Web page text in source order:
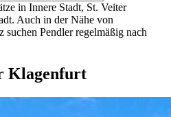
in Innere Stadt, St. Veiter
Auch in der Nähe von
Pendler regelmäßig nach
Klagenfurt